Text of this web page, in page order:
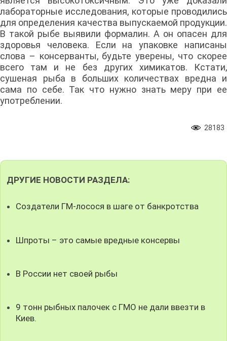
лабораторные исследования, которые проводились
для определения качества выпускаемой продукции.
В такой рыбе выявили формалин. А он опасен для
здоровья человека. Если на упаковке написаны
слова – консерванты, будьте уверены, что скорее
всего там и не без других химикатов. Кстати,
сушеная рыба в больших количествах вредна и
сама по себе. Так что нужно знать меру при ее
употреблении.
28183
ДРУГИЕ НОВОСТИ РАЗДЕЛА:
Создатели ГМ-лосося в шаге от банкротства
Шпроты – это самые вредные консервы
В России нет своей рыбы
9 тонн рыбных палочек с ГМО не дали ввезти в
Киев.